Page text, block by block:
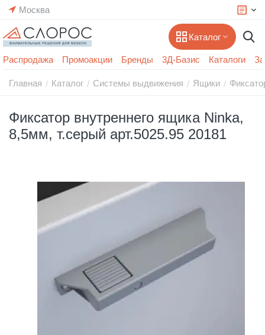
Москва
Каталог
Распродажа Промоакции Бренды 3Д-Базис Каталоги
Главная / Каталог / Системы выдвижения / Ящики /
Фиксатор внутреннего ящика Ninka,
8,5мм, т.серый арт.5025.95 20181